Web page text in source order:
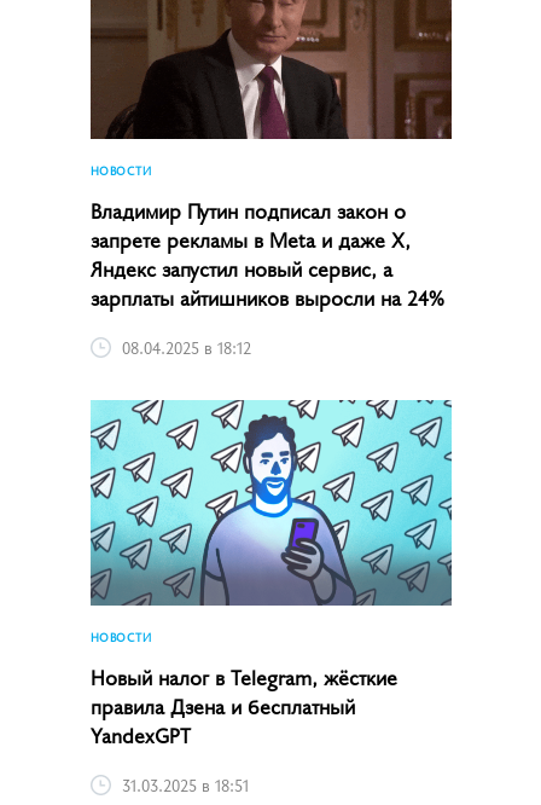
НОВОСТИ
Владимир Путин подписал закон о
запрете рекламы в Meta и даже X,
Яндекс запустил новый сервис, а
зарплаты айтишников выросли на 24%
08.04.2025 в 18:12
НОВОСТИ
Новый налог в Telegram, жёсткие
правила Дзена и бесплатный
YandexGPT
31.03.2025 в 18:51